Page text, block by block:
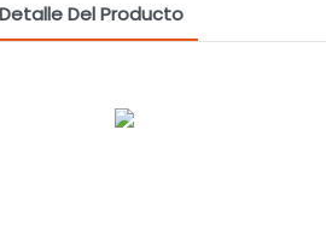
Detalle Del Producto